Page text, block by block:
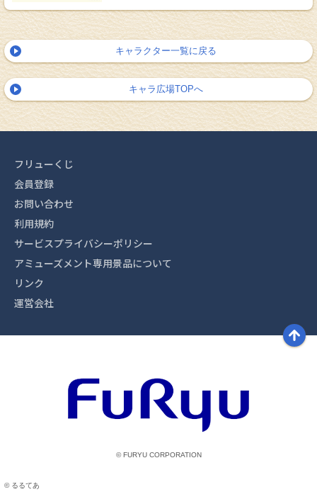
キャラクター一覧に戻る
キャラ広場TOPへ
フリューくじ
会員登録
お問い合わせ
利用規約
サービスプライバシーポリシー
アミューズメント専用景品について
リンク
運営会社
© FURYU CORPORATION
© るるてあ